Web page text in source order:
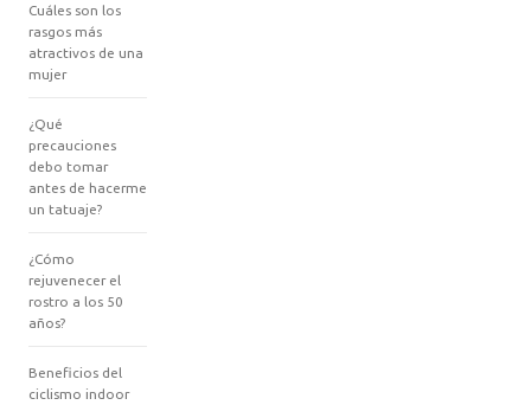
Cuáles son los
rasgos más
atractivos de una
mujer
¿Qué
precauciones
debo tomar
antes de hacerme
un tatuaje?
¿Cómo
rejuvenecer el
rostro a los 50
años?
Beneficios del
ciclismo indoor